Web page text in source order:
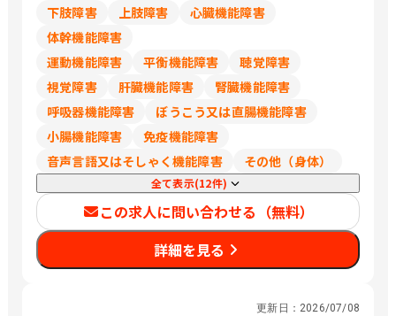
下肢障害
上肢障害
心臓機能障害
体幹機能障害
運動機能障害
平衡機能障害
聴覚障害
視覚障害
肝臓機能障害
腎臓機能障害
呼吸器機能障害
ぼうこう又は直腸機能障害
小腸機能障害
免疫機能障害
音声言語又はそしゃく機能障害
その他（身体）
全て表示(12件)
この求人に問い合わせる（無料）
詳細を見る
更新日： 2026/07/08